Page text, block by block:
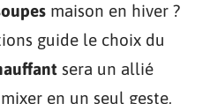
maison en hiver ?
guide le choix du
sera un allié
en un seul geste,